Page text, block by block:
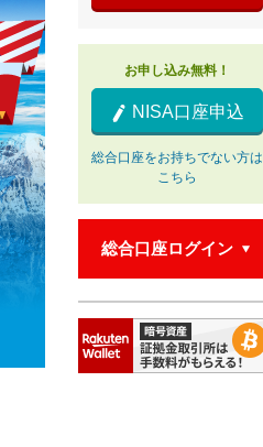
お申し込み無料！
 NISA口座申込
総合口座をお持ちでない方は
こちら
総合口座ログイン